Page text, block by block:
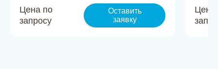
Цена по
запросу
Оставить
заявку
Цена